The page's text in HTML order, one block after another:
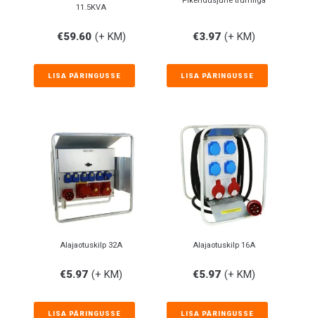
11.5KVA
€59.60 (+ KM)
LISA PÄRINGUSSE
€3.97 (+ KM)
LISA PÄRINGUSSE
Alajaotuskilp 32A
€5.97 (+ KM)
LISA PÄRINGUSSE
Alajaotuskilp 16A
€5.97 (+ KM)
LISA PÄRINGUSSE